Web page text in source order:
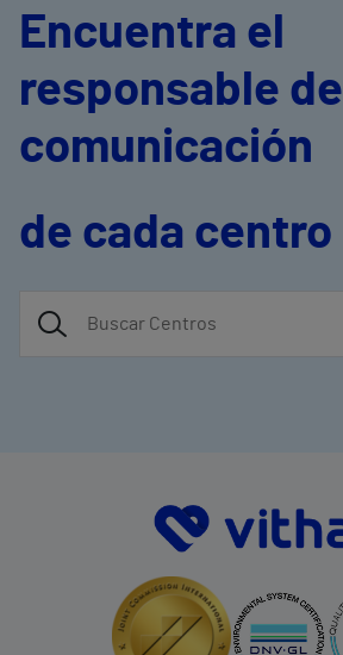
Encuentra el
responsable de
comunicación
de cada centro